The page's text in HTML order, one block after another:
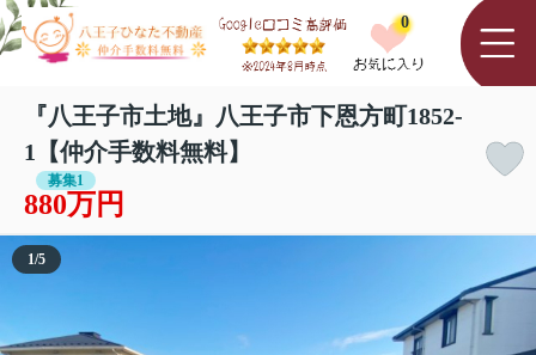
0
『八王子市土地』八王子市下恩方町1852-
1【仲介手数料無料】
募集1
880万円
1/5